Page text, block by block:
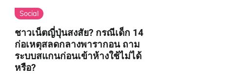
Social
ชาวเน็ตญี่ปุ่นสงสัย? กรณีเด็ก 14
ก่อเหตุสลดกลางพารากอน ถาม
ระบบสแกนก่อนเข้าห้างใช้ไม่ได้
หรือ?